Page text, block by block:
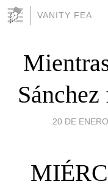
VANITY FEA
20 DE